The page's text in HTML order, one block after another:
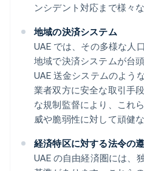
ンシデント対応まで様々
地域の決済システム
UAE では、その多様な人
地域で決済システムが台
UAE 送金システムのよう
業者双方に安全な取引手
な規制監督により、これ
威や脆弱性に対して頑健
経済特区に対する法令の
UAE の自由経済圏には、